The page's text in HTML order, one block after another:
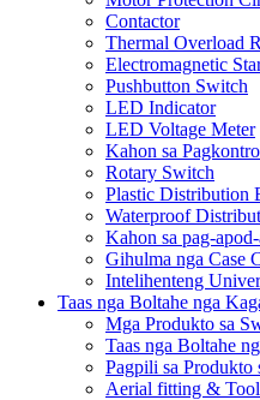
Contactor
Thermal Overload
Electromagnetic
Pushbutton Switch
LED Indicator
LED Voltage Meter
Kahon sa
Rotary Switch
Plastic Distribution
Waterproof
Kahon sa pag-
Gihulma nga Case
Intelihenteng
Taas nga Boltahe nga
Mga Produkto sa
Taas nga Boltahe
Pagpili sa Produkto
Aerial fitting &